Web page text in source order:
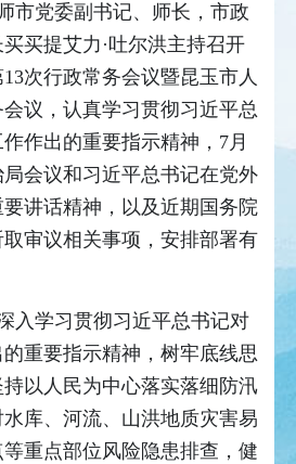
市党委副书记、师长，市政
买提艾力·吐尔洪主持召开
次行政常务会议暨昆玉市人
议，认真学习贯彻习近平总
作出的重要指示精神，7月
会议和习近平总书记在党外
讲话精神，以及近期国务院
审议相关事项，安排部署有
入学习贯彻习近平总书记对
重要指示精神，树牢底线思
以人民为中心落实落细防汛
库、河流、山洪地质灾害易
重点部位风险隐患排查，健